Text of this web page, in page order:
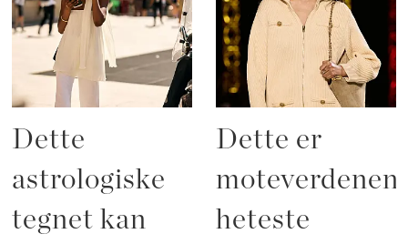
Dette
astrologiske
tegnet kan
Dette er
heteste